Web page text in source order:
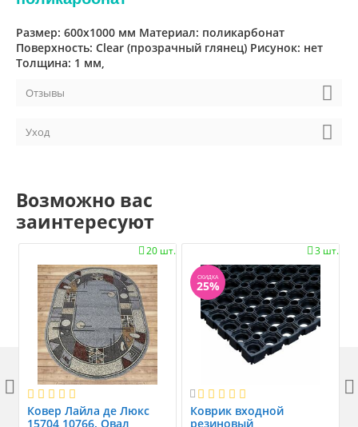
Размер: 600x1000 мм Материал: поликарбонат
Поверхность: Clear (прозрачный глянец) Рисунок: нет
Толщина: 1 мм,
Отзывы
Уход
Возможно вас
заинтересуют
20 шт.

Ковер Лайла де Люкс
15704 10766. Овал
3 шт.

СКИДКА
25%

Коврик вxодной
резиновый
 